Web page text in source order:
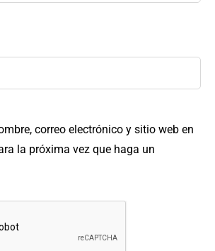
correo electrónico y sitio web en
la próxima vez que haga un